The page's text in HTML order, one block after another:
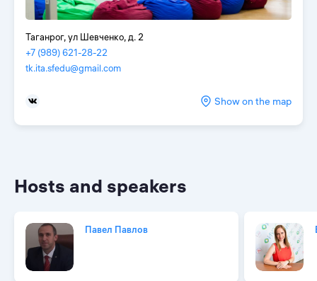
Таганрог, ул Шевченко, д. 2
+7 (989) 621-28-22
tk.ita.sfedu@gmail.com
Show on the map
Hosts and speakers
Павел Павлов